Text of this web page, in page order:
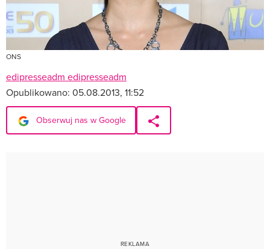
ONS
edipresseadm edipresseadm
Opublikowano: 05.08.2013, 11:52
Obserwuj nas w Google